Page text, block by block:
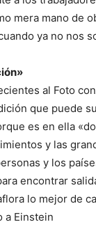
mera mano de
ya no nos
al Foto
que puede
es en ella
y las
y los
encontrar
lo mejor de
a Einstein